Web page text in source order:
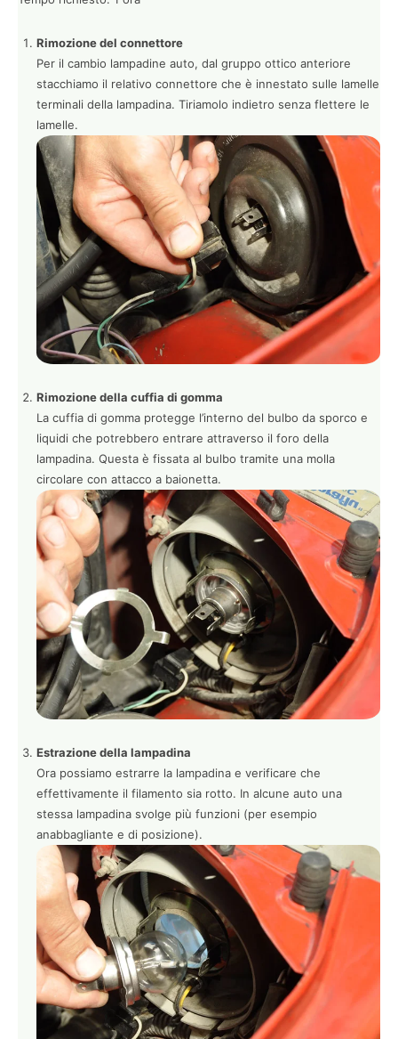
Rimozione del connettore
Per il cambio lampadine auto, dal gruppo ottico anteriore
stacchiamo il relativo connettore che è innestato sulle lamelle
terminali della lampadina. Tiriamolo indietro senza flettere le
lamelle.
Rimozione della cuffia di gomma
La cuffia di gomma protegge l’interno del bulbo da sporco e
liquidi che potrebbero entrare attraverso il foro della
lampadina. Questa è fissata al bulbo tramite una molla
circolare con attacco a baionetta.
Estrazione della lampadina
Ora possiamo estrarre la lampadina e verificare che
effettivamente il filamento sia rotto. In alcune auto una
stessa lampadina svolge più funzioni (per esempio
anabbagliante e di posizione).